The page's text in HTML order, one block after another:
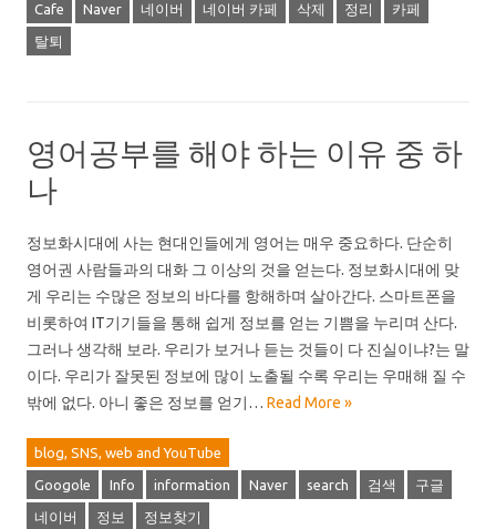
Cafe Naver 네이버 네이버 카페 삭제 정리 카페
탈퇴
영어공부를 해야 하는 이유 중 하
나
정보화시대에 사는 현대인들에게 영어는 매우 중요하다. 단순히
영어권 사람들과의 대화 그 이상의 것을 얻는다. 정보화시대에 맞
게 우리는 수많은 정보의 바다를 항해하며 살아간다. 스마트폰을
비롯하여 IT기기들을 통해 쉽게 정보를 얻는 기쁨을 누리며 산다.
그러나 생각해 보라. 우리가 보거나 듣는 것들이 다 진실이냐?는 말
이다. 우리가 잘못된 정보에 많이 노출될 수록 우리는 우매해 질 수
밖에 없다. 아니 좋은 정보를 얻기… Read More »
blog, SNS, web and YouTube
Googole Info information Naver search 검색 구글
네이버 정보 정보찾기